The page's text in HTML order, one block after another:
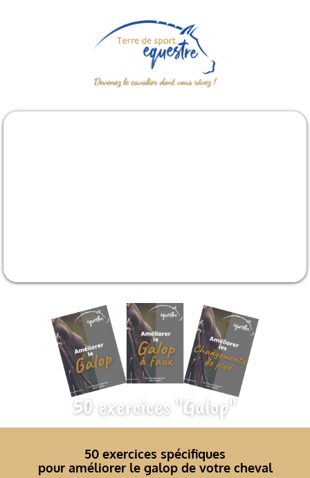
50 exercices spécifiques
pour améliorer le galop de votre cheval